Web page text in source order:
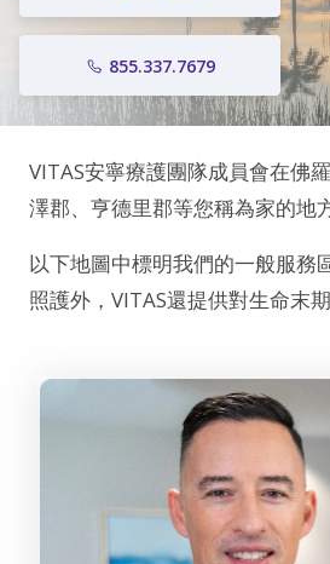
855.337.7679
VITAS安寧療護團隊成員會在佛
澤郡、亨德里郡等您稱為家的地
以下地圖中標明我們的一般服務
照護外，VITAS還提供對生命末